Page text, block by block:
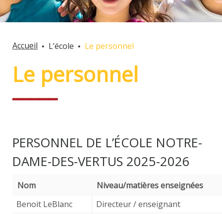
Accueil L’école Le personnel
Le personnel
PERSONNEL DE L’ÉCOLE NOTRE-
DAME-DES-VERTUS 2025-2026
Nom
Niveau/matières enseignées
Benoit LeBlanc
Directeur / enseignant